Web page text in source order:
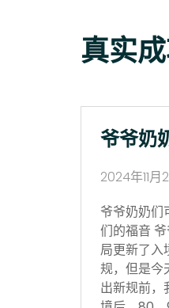
真实
爷爷奶
2024年11月
爷爷奶奶
们的福音
局更新了入
规，但是今
出新规前，